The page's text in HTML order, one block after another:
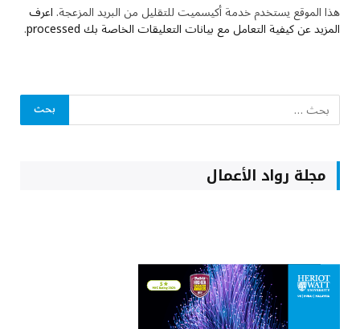
هذا الموقع يستخدم خدمة أكيسميت للتقليل من البريد المزعجة.اعرف
المزيد عن كيفية التعامل مع بيانات التعليقات الخاصة بك processed .
مجلة رواد الأعمال